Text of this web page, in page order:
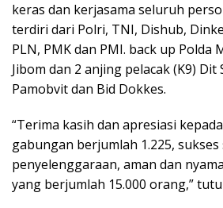
keras dan kerjasama seluruh
terdiri dari Polri, TNI, Dishub,
PLN, PMK dan PMI. back up Polda
Jibom dan 2 anjing pelacak (K9) Dit
Pamobvit dan Bid Dokkes.
“Terima kasih dan apresiasi
gabungan berjumlah 1.225, sukses
penyelenggaraan, aman dan
yang berjumlah 15.000 orang,”